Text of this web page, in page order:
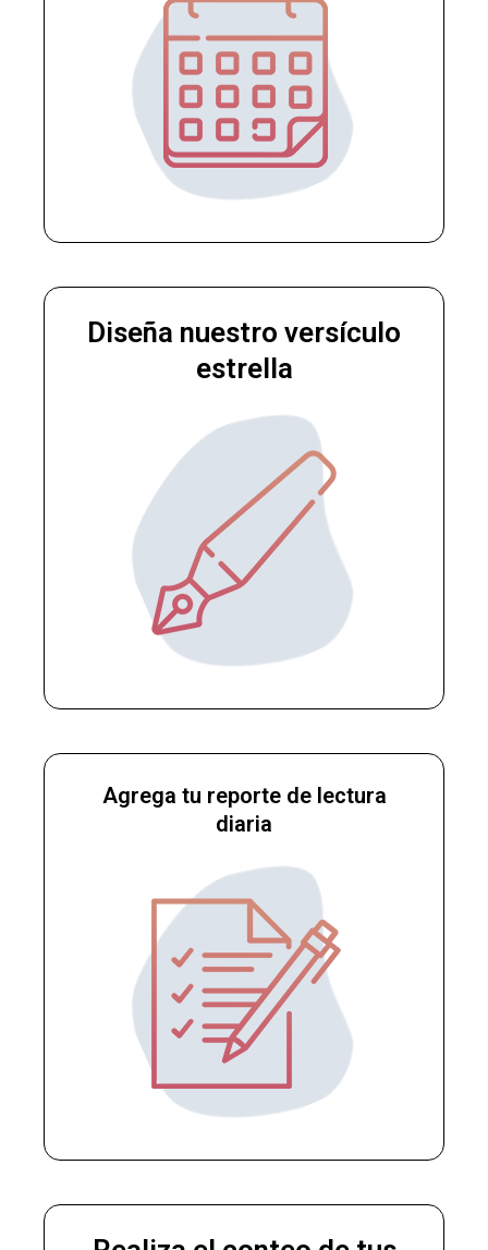
Diseña nuestro versículo
estrella
Agrega tu reporte de lectura
diaria